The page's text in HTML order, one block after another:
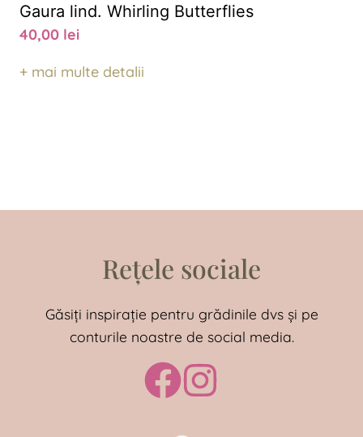
Gaura lind. Whirling Butterflies
40,00 lei
+ mai multe detalii
Rețele sociale
Găsiți inspirație pentru grădinile dvs și pe
conturile noastre de social media.